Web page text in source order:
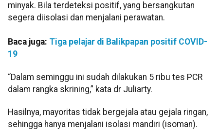
minyak. Bila terdeteksi positif, yang bersangkutan
segera diisolasi dan menjalani perawatan.
Baca juga: Tiga pelajar di Balikpapan positif COVID-
19
“Dalam seminggu ini sudah dilakukan 5 ribu tes PCR
dalam rangka skrining,” kata dr Juliarty.
Hasilnya, mayoritas tidak bergejala atau gejala ringan,
sehingga hanya menjalani isolasi mandiri (isoman).